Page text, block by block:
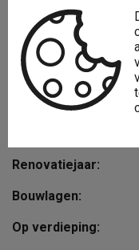
Perceelbreedte:
Perceeldiepte:
Bewoonbare opp.:
Type constructie:
Renovatiejaar:
Bouwlagen:
Op verdieping: